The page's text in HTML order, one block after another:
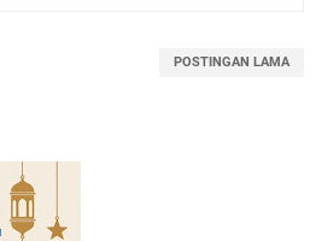
POSTINGAN LAMA